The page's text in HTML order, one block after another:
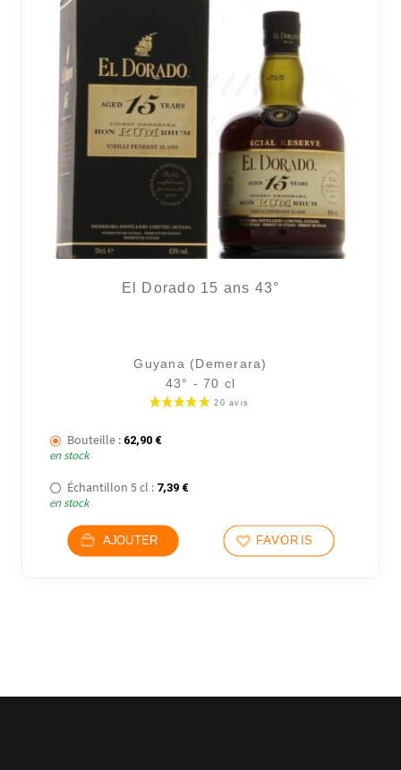
El Dorado 15 ans 43°
Guyana (Demerara)
43° - 70 cl
Bouteille : 62,90 €
en stock
Échantillon 5 cl : 7,39 €
en stock
AJOUTER FAVORIS